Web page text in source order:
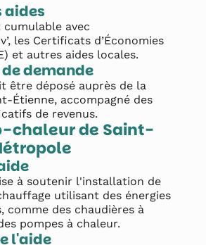
aides
cumulable avec
les Certificats d’Économies
et autres aides locales.
demande
être déposé auprès de la
Étienne, accompagné des
de revenus.
chaleur de Saint-
à soutenir l'installation de
utilisant des énergies
comme des chaudières à
pompes à chaleur.
l'aide